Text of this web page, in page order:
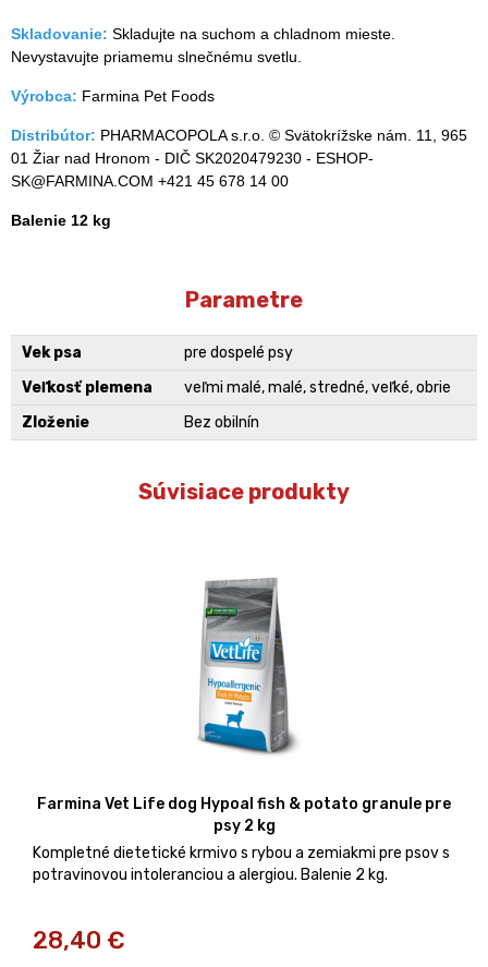
Skladovanie: Skladujte na suchom a chladnom mieste.
Nevystavujte priamemu slnečnému svetlu.
Výrobca: Farmina Pet Foods
Distribútor: PHARMACOPOLA s.r.o. © Svätokrížske nám. 11, 965
01 Žiar nad Hronom - DIČ SK2020479230 - ESHOP-
SK@FARMINA.COM +421 45 678 14 00
Balenie 12 kg
Parametre
Vek psa
pre dospelé psy
Veľkosť plemena
veľmi malé, malé, stredné, veľké, obrie
Zloženie
Bez obilnín
Súvisiace produkty
Farmina Vet Life dog Hypoal fish & potato granule pre
psy 2 kg
Kompletné dietetické krmivo s rybou a zemiakmi pre psov s
potravinovou intoleranciou a alergiou. Balenie 2 kg.
28,40 €